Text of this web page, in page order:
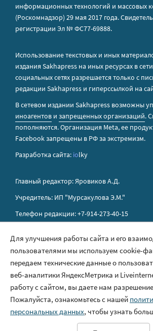
информационных технологий и массовых
(Роскомнадзор) 29 мая 2017 года.
регистрации Эл № ФС77-69888.
Использование текстовых и иных
издания Sakhapress на иных ресурсах в
социальных сетях разрешается только с
редакции Sakhapress и гиперссылкой на
В сетевом издании Sakhapress возможны
иноагентов и запрещенных организаций.
пополняются. Организация Metа, ее
Facebook запрещены в РФ за экстремизм.
Разработка сайта: iolky
Главный редактор: Яровиков А.Д.
Учредитель: ИП "Мурсакулова Э.М."
Телефон редакции: +7-914-273-40-15
Правила сайта
Политика обработки персональных данных
Размещение рекламы
Контакты
Для улучшения работы сайта и его
пользователями мы используем cookie-
передаем технические данные о
веб-аналитики ЯндексМетрика и
работу с сайтом, вы даете нам
Пожалуйста, ознакомьтесь с нашей
персональных данных, чтобы узнать